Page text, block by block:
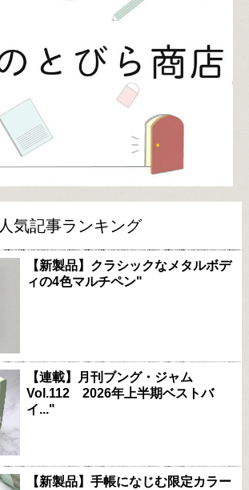
人気記事ランキング
【新製品】クラシックなメタルボデ
ィの4色マルチペン"
【連載】月刊ブング・ジャム
Vol.112 2026年上半期ベストバ
イ..."
【新製品】手帳になじむ限定カラー